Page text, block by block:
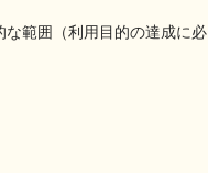
範囲（利用目的の達成に必